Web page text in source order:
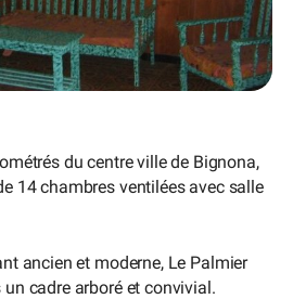
du centre ville de Bignona,
14 chambres ventilées avec salle
ancien et moderne, Le Palmier
cadre arboré et convivial.